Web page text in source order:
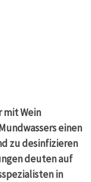
mit Wein
einen
zu desinfizieren
deuten auf
in